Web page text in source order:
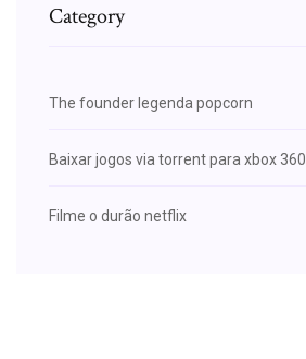
Category
The founder legenda popcorn
Baixar jogos via torrent para xbox 360
Filme o durão netflix